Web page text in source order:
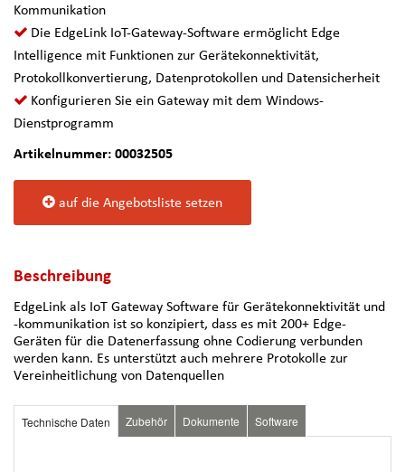
Kommunikation
Die EdgeLink IoT-Gateway-Software ermöglicht Edge
Intelligence mit Funktionen zur Gerätekonnektivität,
Protokollkonvertierung, Datenprotokollen und Datensicherheit
Konfigurieren Sie ein Gateway mit dem Windows-
Dienstprogramm
Artikelnummer: 00032505
auf die Angebotsliste setzen
Beschreibung
EdgeLink als IoT Gateway Software für Gerätekonnektivität und
-kommunikation ist so konzipiert, dass es mit 200+ Edge-
Geräten für die Datenerfassung ohne Codierung verbunden
werden kann. Es unterstützt auch mehrere Protokolle zur
Vereinheitlichung von Datenquellen
Technische Daten Zubehör Dokumente Software